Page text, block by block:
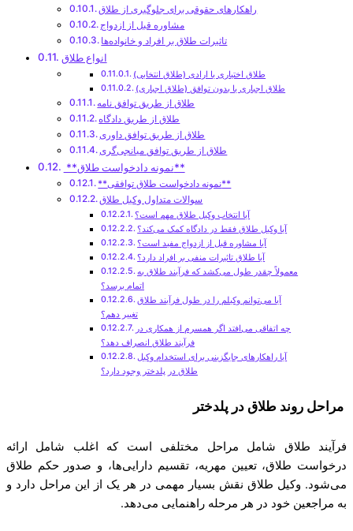
راهکارهای حقوقی برای جلوگیری از طلاق
مشاوره قبل از ازدواج
تاثیرات طلاق بر افراد و خانواده‌ها
انواع طلاق
طلاق اختیاری یا ارادی (طلاق انتخابی)
طلاق اجباری یا بدون توافق (طلاق اجباری)
طلاق از طریق توافق نامه
طلاق از طریق دادگاه
طلاق از طریق توافق داوری
طلاق از طریق توافق میانجی‌گری
**نمونه دادخواست طلاق**
**نمونه دادخواست طلاق توافقی**
سوالات متداول وکیل طلاق
آیا انتخاب وکیل طلاق مهم است؟
آیا وکیل طلاق فقط در دادگاه کمک می‌کند؟
آیا مشاوره قبل از ازدواج مفید است؟
آیا طلاق تاثیرات منفی بر افراد دارد؟
معمولاً چقدر طول می‌کشد که فرآیند طلاق به
اتمام برسد؟
آیا می‌توانم وکیلم را در طول فرآیند طلاق
تغییر دهم؟
چه اتفاقی می‌افتد اگر همسرم از همکاری در
فرآیند طلاق انصراف دهد؟
آیا راهکارهای جایگزینی برای استخدام وکیل
طلاق در پلدختر وجود دارد؟
مراحل روند طلاق در پلدختر
فرآیند طلاق شامل مراحل مختلفی است که اغلب شامل ارائه
درخواست طلاق، تعیین مهریه، تقسیم دارایی‌ها، و صدور حکم طلاق
می‌شود. وکیل طلاق نقش بسیار مهمی در هر یک از این مراحل دارد و
به مراجعین خود در هر مرحله راهنمایی می‌دهد.